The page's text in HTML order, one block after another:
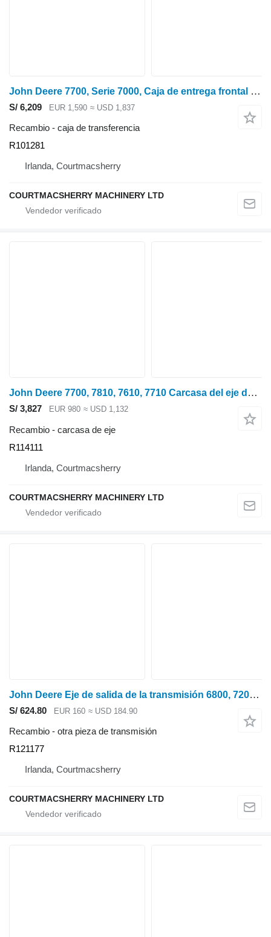
John Deere 7700, Serie 7000, Caja de entrega frontal Re47381, R101281, Re47384, Re473 caja de transferencia para John Deere 7600, 7700, 7800, 7200, 7400, 6800, 6900, 7500 tractor de ruedas
S/ 6,209 EUR 1,590 ≈ USD 1,837
Recambio - caja de transferencia
R101281
Irlanda, Courtmacsherry
COURTMACSHERRY MACHINERY LTD
John Deere 7700, 7810, 7610, 7710 Carcasa del eje delantero derecho, R125105, R114111 carcasa de eje para John Deere 7600, 7700, 7800, 7200, 7400, 6800, 6900, 7500 tractor de ruedas
S/ 3,827 EUR 980 ≈ USD 1,132
Recambio - carcasa de eje
R114111
Irlanda, Courtmacsherry
COURTMACSHERRY MACHINERY LTD
John Deere Eje de salida de la transmisión 6800, 7200, 7405, 7500 Re70427, R12117 R121177 para John Deere 7200, 7400, 7210, 7410, 7510, 6800, 6900, 6810, 6910, 7500, 7405, 7500 tractor de ruedas
S/ 624.80 EUR 160 ≈ USD 184.90
Recambio - otra pieza de transmisión
R121177
Irlanda, Courtmacsherry
COURTMACSHERRY MACHINERY LTD